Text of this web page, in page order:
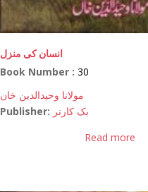
انسان کی منزل
Book Number : 30
مولانا وحیدالدین خان
Publisher: بک کارنر
Read more